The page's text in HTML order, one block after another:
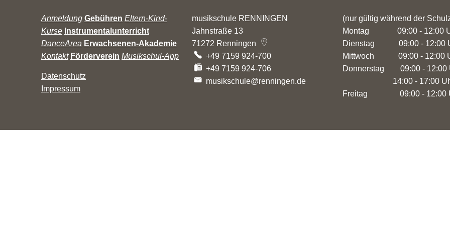
Anmeldung Gebühren Eltern-Kind-
Kurse Instrumentalunterricht
DanceArea Erwachsenen-Akademie
Kontakt Förderverein Musikschul-App
Datenschutz
Impressum
musikschule RENNINGEN
Jahnstraße 13
71272 Renningen
+49 7159 924-700
+49 7159 924-706
musikschule@renningen.de
(nur gültig während der
Montag 09:00 - 12:00
Dienstag 09:00 - 12:00
Mittwoch 09:00 - 12:00
Donnerstag 09:00 -
14:00 - 17:00
Freitag 09:00 - 12:00